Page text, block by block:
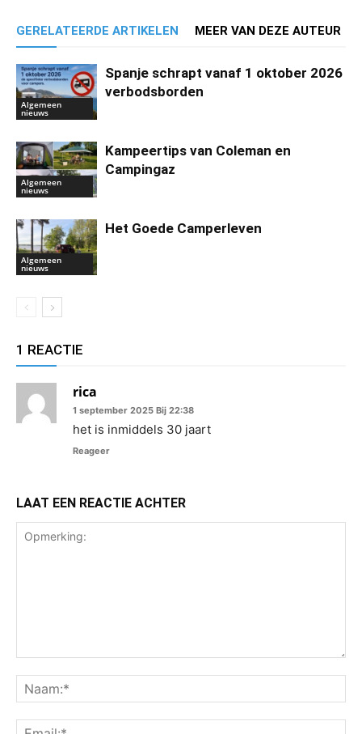
GERELATEERDE ARTIKELEN MEER VAN DEZE AUTEUR
Algemeen
nieuws
Spanje schrapt vanaf 1 oktober 2026
verbodsborden
Algemeen
nieuws
Kampeertips van Coleman en
Campingaz
Algemeen
nieuws
Het Goede Camperleven
1 REACTIE
rica
1 september 2025 Bij 22:38
het is inmiddels 30 jaart
Reageer
LAAT EEN REACTIE ACHTER